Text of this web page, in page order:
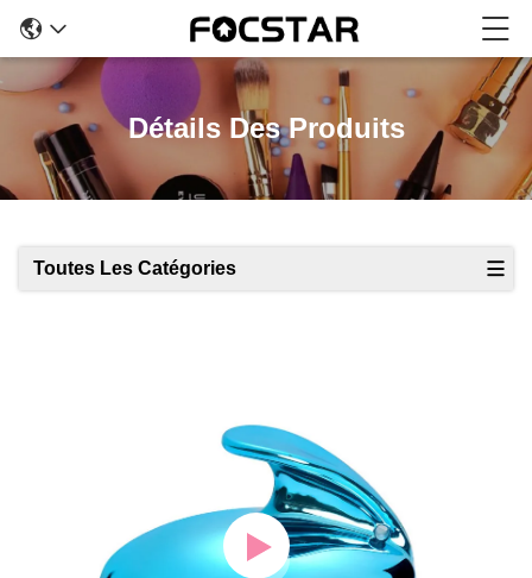
Détails Des Produits
Toutes Les Catégories